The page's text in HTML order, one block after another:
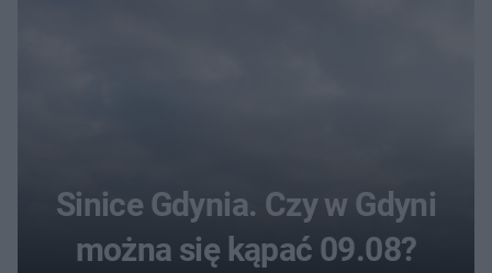
Sinice Gdynia. Czy w Gdyni
można się kąpać 09.08?